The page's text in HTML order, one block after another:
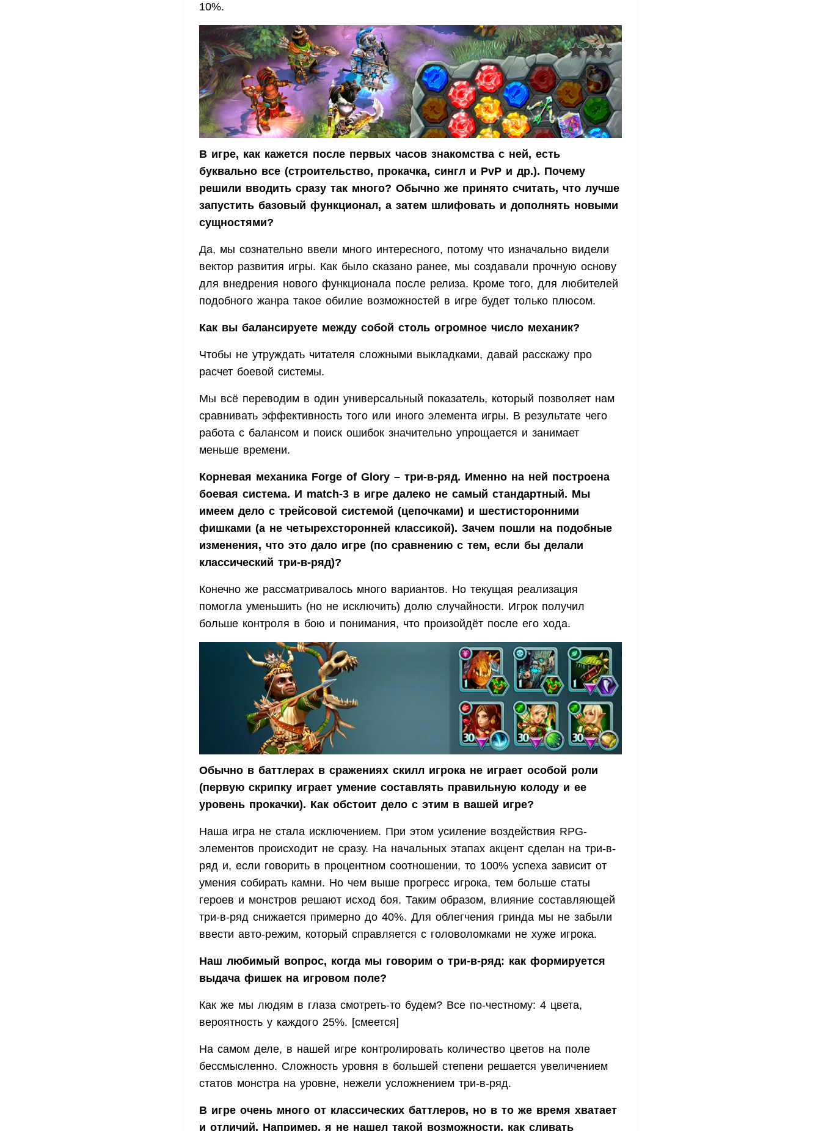
10%.
В игре, как кажется после первых часов знакомства с ней, есть
буквально все (строительство, прокачка, сингл и PvP и др.). Почему
решили вводить сразу так много? Обычно же принято считать, что лучше
запустить базовый функционал, а затем шлифовать и дополнять новыми
сущностями?
Да, мы сознательно ввели много интересного, потому что изначально видели
вектор развития игры. Как было сказано ранее, мы создавали прочную основу
для внедрения нового функционала после релиза. Кроме того, для любителей
подобного жанра такое обилие возможностей в игре будет только плюсом.
Как вы балансируете между собой столь огромное число механик?
Чтобы не утруждать читателя сложными выкладками, давай расскажу про
расчет боевой системы.
Мы всё переводим в один универсальный показатель, который позволяет нам
сравнивать эффективность того или иного элемента игры. В результате чего
работа с балансом и поиск ошибок значительно упрощается и занимает
меньше времени.
Корневая механика Forge of Glory – три-в-ряд. Именно на ней построена
боевая система. И match-3 в игре далеко не самый стандартный. Мы
имеем дело с трейсовой системой (цепочками) и шестисторонними
фишками (а не четырехсторонней классикой). Зачем пошли на подобные
изменения, что это дало игре (по сравнению с тем, если бы делали
классический три-в-ряд)?
Конечно же рассматривалось много вариантов. Но текущая реализация
помогла уменьшить (но не исключить) долю случайности. Игрок получил
больше контроля в бою и понимания, что произойдёт после его хода.
Обычно в баттлерах в сражениях скилл игрока не играет особой роли
(первую скрипку играет умение составлять правильную колоду и ее
уровень прокачки). Как обстоит дело с этим в вашей игре?
Наша игра не стала исключением. При этом усиление воздействия RPG-
элементов происходит не сразу. На начальных этапах акцент сделан на три-в-
ряд и, если говорить в процентном соотношении, то 100% успеха зависит от
умения собирать камни. Но чем выше прогресс игрока, тем больше статы
героев и монстров решают исход боя. Таким образом, влияние составляющей
три-в-ряд снижается примерно до 40%. Для облегчения гринда мы не забыли
ввести авто-режим, который справляется с головоломками не хуже игрока.
Наш любимый вопрос, когда мы говорим о три-в-ряд: как формируется
выдача фишек на игровом поле?
Как же мы людям в глаза смотреть-то будем? Все по-честному: 4 цвета,
вероятность у каждого 25%. [смеется]
На самом деле, в нашей игре контролировать количество цветов на поле
бессмысленно. Сложность уровня в большей степени решается увеличением
статов монстра на уровне, нежели усложнением три-в-ряд.
В игре очень много от классических баттлеров, но в то же время хватает
и отличий. Например, я не нашел такой возможности, как сливать